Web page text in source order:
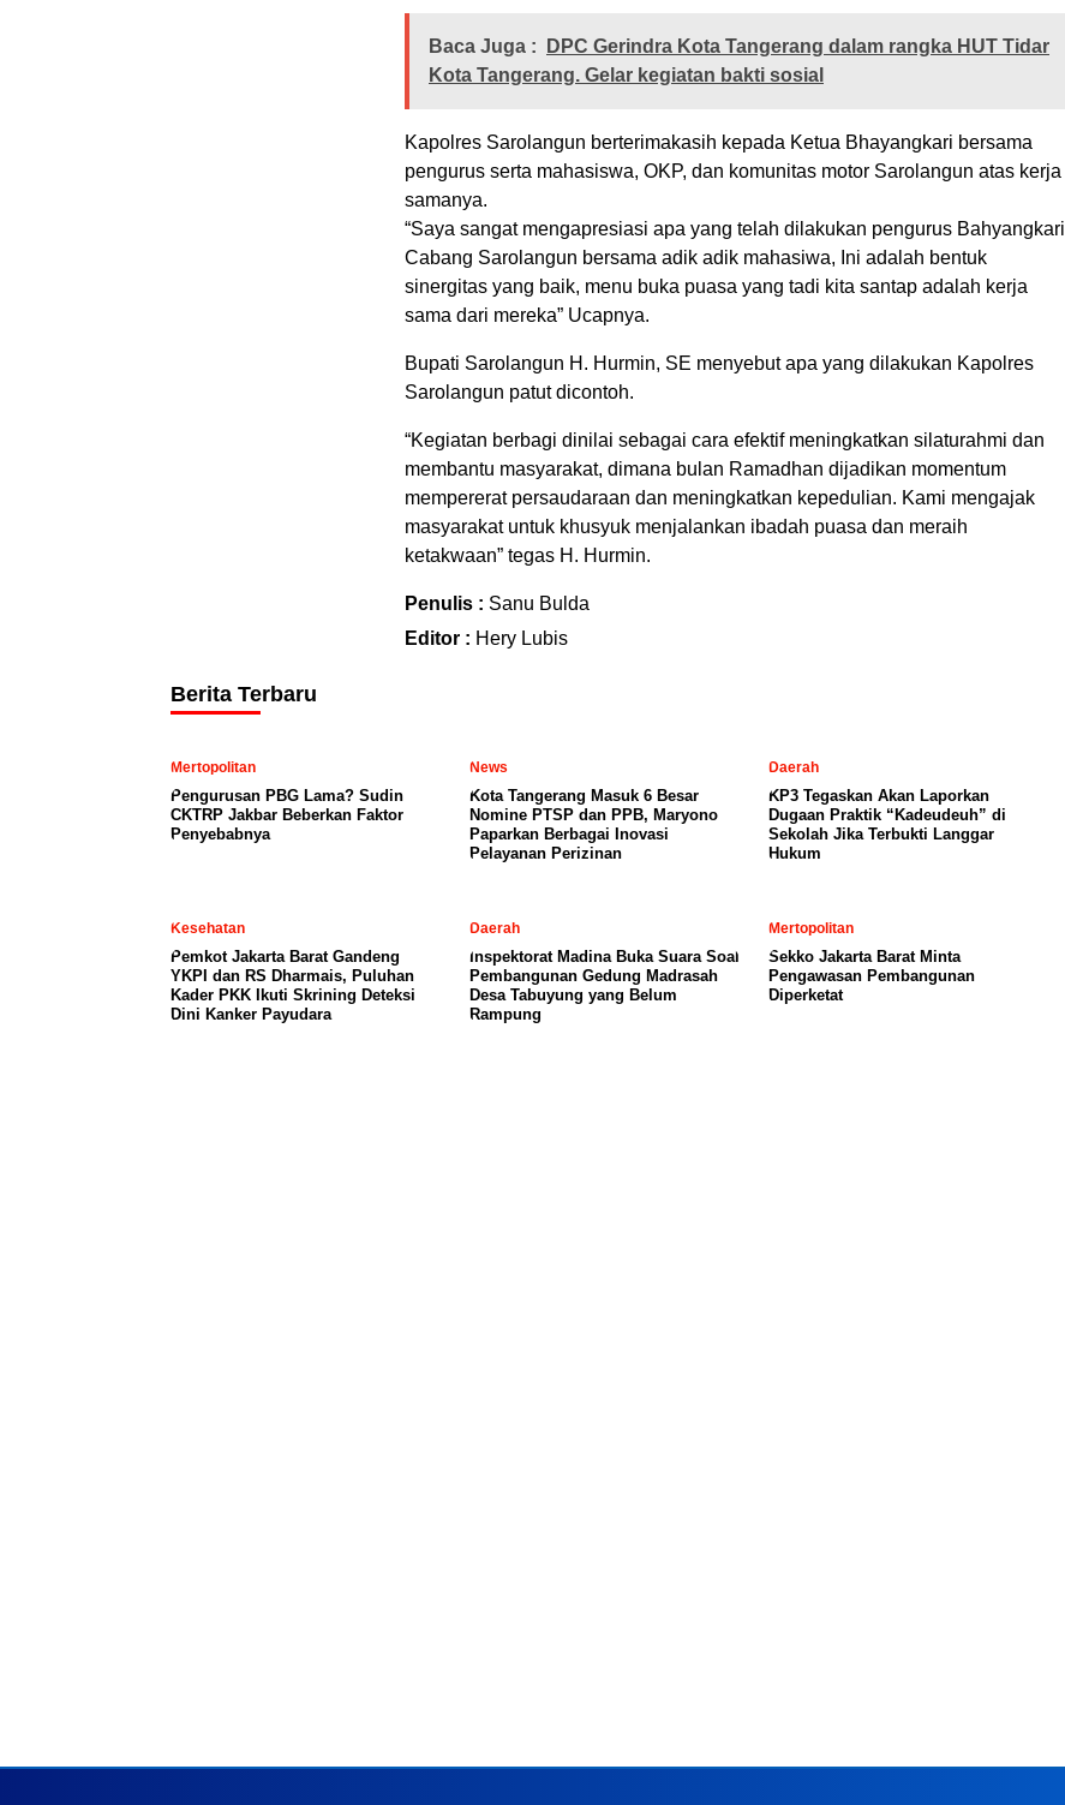
Baca Juga :
DPC Gerindra Kota Tangerang dalam rangka HUT Tidar
Kota Tangerang. Gelar kegiatan bakti sosial
Kapolres Sarolangun berterimakasih kepada Ketua Bhayangkari bersama
pengurus serta mahasiswa, OKP, dan komunitas motor Sarolangun atas kerja
samanya.
“Saya sangat mengapresiasi apa yang telah dilakukan pengurus Bahyangkari
Cabang Sarolangun bersama adik adik mahasiwa, Ini adalah bentuk
sinergitas yang baik, menu buka puasa yang tadi kita santap adalah kerja
sama dari mereka” Ucapnya.
Bupati Sarolangun H. Hurmin, SE menyebut apa yang dilakukan Kapolres
Sarolangun patut dicontoh.
“Kegiatan berbagi dinilai sebagai cara efektif meningkatkan silaturahmi dan
membantu masyarakat, dimana bulan Ramadhan dijadikan momentum
mempererat persaudaraan dan meningkatkan kepedulian. Kami mengajak
masyarakat untuk khusyuk menjalankan ibadah puasa dan meraih
ketakwaan” tegas H. Hurmin.
Penulis : Sanu Bulda
Editor : Hery Lubis
Berita Terbaru
Mertopolitan
Pengurusan PBG Lama? Sudin
CKTRP Jakbar Beberkan Faktor
Penyebabnya
News
Kota Tangerang Masuk 6 Besar
Nomine PTSP dan PPB, Maryono
Paparkan Berbagai Inovasi
Pelayanan Perizinan
Daerah
KP3 Tegaskan Akan Laporkan
Dugaan Praktik “Kadeudeuh” di
Sekolah Jika Terbukti Langgar
Hukum
Kesehatan
Pemkot Jakarta Barat Gandeng
YKPI dan RS Dharmais, Puluhan
Kader PKK Ikuti Skrining Deteksi
Dini Kanker Payudara
Daerah
Inspektorat Madina Buka Suara Soal
Pembangunan Gedung Madrasah
Desa Tabuyung yang Belum
Rampung
Mertopolitan
Sekko Jakarta Barat Minta
Pengawasan Pembangunan
Diperketat